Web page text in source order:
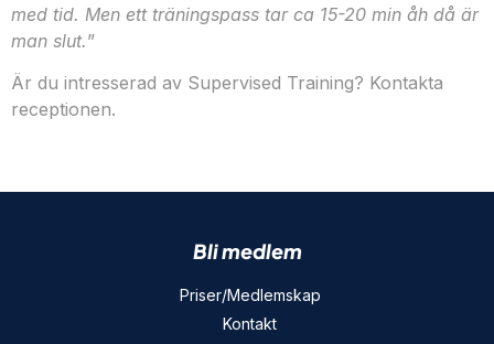
med tid. Men ett träningspass tar ca 15-20 min åh då är
man slut.”
Är du intresserad av Supervised Training? Kontakta
receptionen.
Bli medlem
Priser/Medlemskap
Kontakt